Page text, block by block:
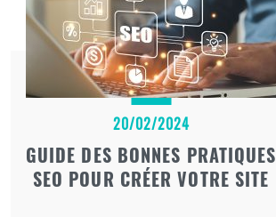
20/02/2024
GUIDE DES BONNES PRATIQUES
SEO POUR CRÉER VOTRE SITE